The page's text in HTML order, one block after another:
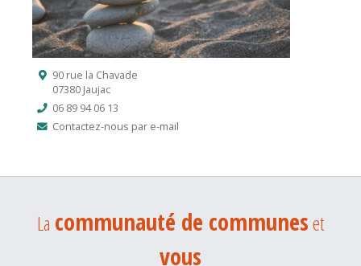
90 rue la Chavade
07380 Jaujac
06 89 94 06 13
Contactez-nous par e-mail
La communauté de communeset
vous